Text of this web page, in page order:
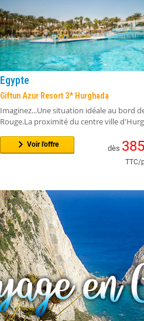
Egypte
Giftun Azur Resort 3* Hurghada
Imaginez...Une situation idéale au bord
Rouge.La proximité du centre ville
dès 385
TTC/
Voir l'offre